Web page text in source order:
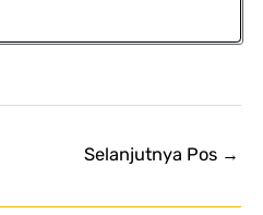
Selanjutnya Pos →